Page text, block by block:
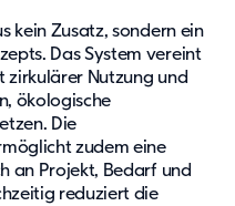
kein Zusatz, sondern ein
Das System vereint
zirkulärer Nutzung und
ökologische
Die
zudem eine
an Projekt, Bedarf und
reduziert die